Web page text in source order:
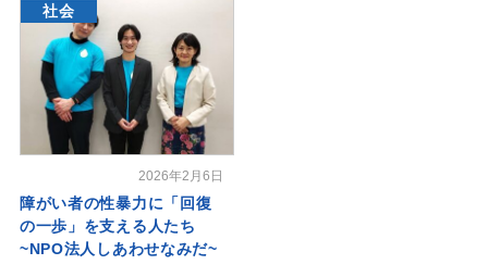
社会
2026年2月6日
障がい者の性暴力に「回復
の一歩」を支える人たち
~NPO法人しあわせなみだ~